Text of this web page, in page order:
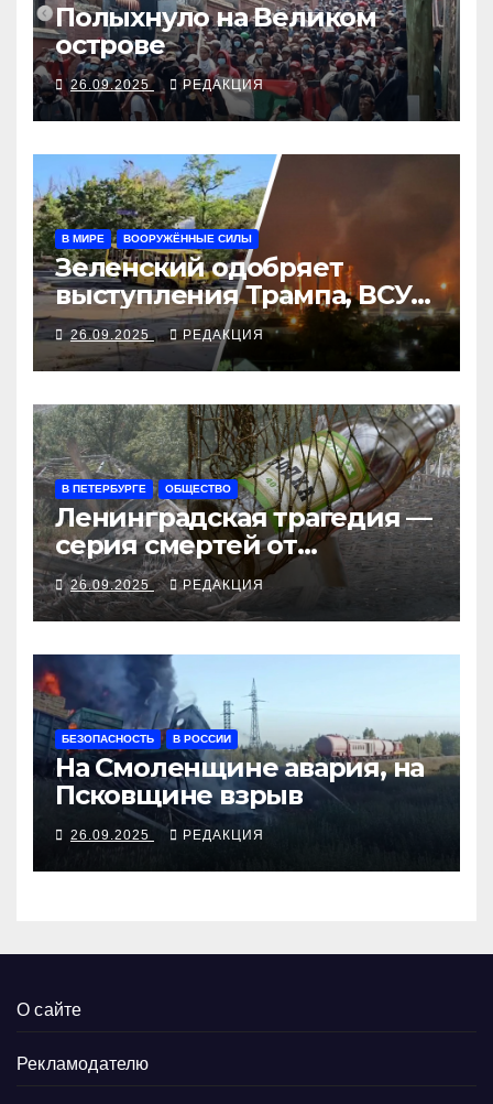
Полыхнуло на Великом
острове
26.09.2025 РЕДАКЦИЯ
В МИРЕ ВООРУЖЁННЫЕ СИЛЫ
Зеленский одобряет
выступления Трампа, ВСУ
закрыли Добропольский
рубеж
26.09.2025 РЕДАКЦИЯ
В ПЕТЕРБУРГЕ ОБЩЕСТВО
Ленинградская трагедия —
серия смертей от
алкосуррогата
26.09.2025 РЕДАКЦИЯ
БЕЗОПАСНОСТЬ В РОССИИ
На Смоленщине авария, на
Псковщине взрыв
26.09.2025 РЕДАКЦИЯ
О сайте
Рекламодателю